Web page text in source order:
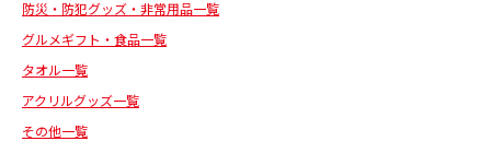
防災・防犯グッズ・非常用品一覧
グルメギフト・食品一覧
タオル一覧
アクリルグッズ一覧
その他一覧